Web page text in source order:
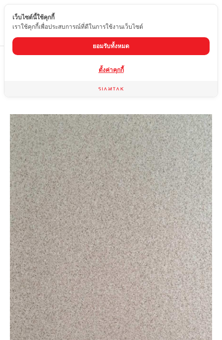
TH
กระเบื้องผิวด้าน
เว็บไซต์นี้ใช้คุกกี้
เราใช้คุกกี้เพื่อประสบการณ์ที่ดีในการใช้งานเว็บไซต์
ยอมรับทั้งหมด
ตั้งค่าคุกกี้